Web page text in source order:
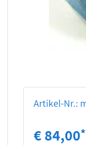
Artikel-Nr.:
€ 84,00*